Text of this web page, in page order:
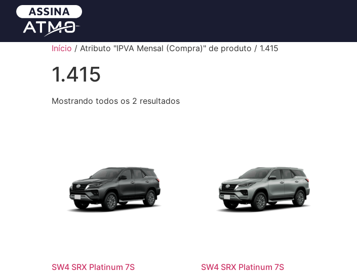
Início / Atributo "IPVA Mensal (Compra)" de produto / 1.415
1.415
Mostrando todos os 2 resultados
SW4 SRX Platinum 7S SW4 SRX Platinum 7S